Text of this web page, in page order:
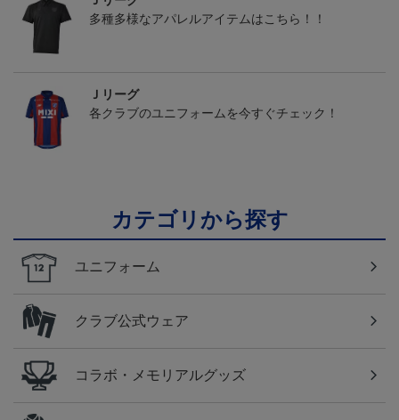
多種多様なアパレルアイテムはこちら！！
Ｊリーグ
各クラブのユニフォームを今すぐチェック！
カテゴリから探す
ユニフォーム
クラブ公式ウェア
コラボ・メモリアルグッズ